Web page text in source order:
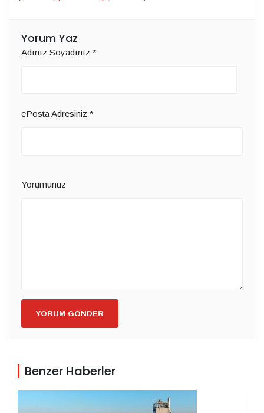
Yorum Yaz
Adınız Soyadınız *
ePosta Adresiniz *
Yorumunuz
YORUM GÖNDER
Benzer Haberler